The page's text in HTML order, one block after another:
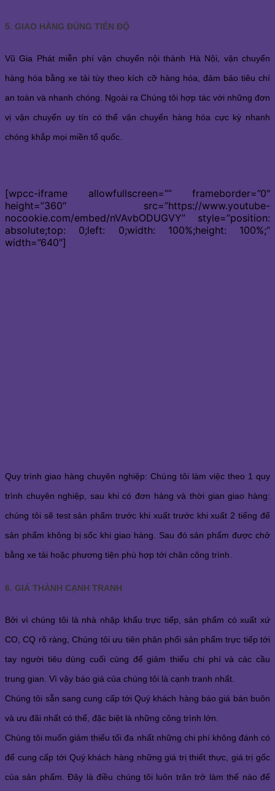
5. GIAO HÀNG ĐÚNG TIẾN ĐỘ
Vũ Gia Phát miễn phí vận chuyển nội thành Hà Nội, vận chuyển
hàng hóa bằng xe tải tùy theo kích cỡ hàng hóa, đảm bảo tiêu chí
an toàn và nhanh chóng. Ngoài ra Chúng tôi hợp tác với những đơn
vị vận chuyển uy tín có thể vận chuyển hàng hóa cực kỳ nhanh
chóng khắp mọi miền tổ quốc.
[wpcc-iframe allowfullscreen=”” frameborder=”0″
height=”360″ src=”https://www.youtube-
nocookie.com/embed/nVAvbODUGVY” style=”position:
absolute;top: 0;left: 0;width: 100%;height: 100%;”
width=”640″]
Quy trình giao hàng chuyên nghiệp: Chúng tôi làm việc theo 1 quy
trình chuyên nghiệp, sau khi có đơn hàng và thời gian giao hàng:
chúng tôi sẽ test sản phẩm trước khi xuất trước khi xuất 2 tiếng để
sản phẩm không bị sốc khi giao hàng. Sau đó sản phẩm được chở
bằng xe tải hoặc phương tiện phù hợp tới chân công trình.
6. GIÁ THÀNH CẠNH TRANH
Bởi vì chúng tôi là nhà nhập khẩu trực tiếp, sản phẩm có xuất xứ
CO, CQ rõ ràng, Chúng tôi ưu tiên phân phối sản phẩm trực tiếp tới
tay người tiêu dùng cuối cùng để giảm thiểu chi phí và các cầu
trung gian. Vì vậy báo giá của chúng tôi là cạnh tranh nhất.
Chúng tôi sẵn sang cung cấp tới Quý khách hàng báo giá bán buôn
và ưu đãi nhất có thể, đặc biệt là những công trình lớn.
Chúng tôi muốn giảm thiểu tối đa nhất những chi phí không đánh có
để cung cấp tới Quý khách hàng những giá trị thiết thực, giá trị gốc
của sản phẩm. Đây là điều chúng tôi luôn trăn trở làm thế nào để